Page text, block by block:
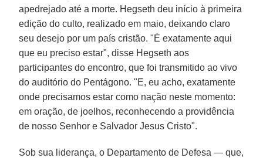
apedrejado até a morte. Hegseth deu início à primeira
edição do culto, realizado em maio, deixando claro
seu desejo por um país cristão. "É exatamente aqui
que eu preciso estar", disse Hegseth aos
participantes do encontro, que foi transmitido ao vivo
do auditório do Pentágono. "E, eu acho, exatamente
onde precisamos estar como nação neste momento:
em oração, de joelhos, reconhecendo a providência
de nosso Senhor e Salvador Jesus Cristo".
Sob sua liderança, o Departamento de Defesa — que,